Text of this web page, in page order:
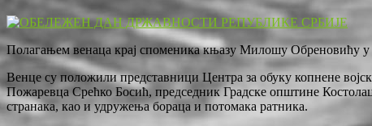
Полагањем венаца крај споменика књазу Милошу Обреновићу
Венце су положили представници Центра за обуку копнене
Пожаревца Срећко Босић, председник Градске општине
странака, као и удружења бораца и потомака ратника.